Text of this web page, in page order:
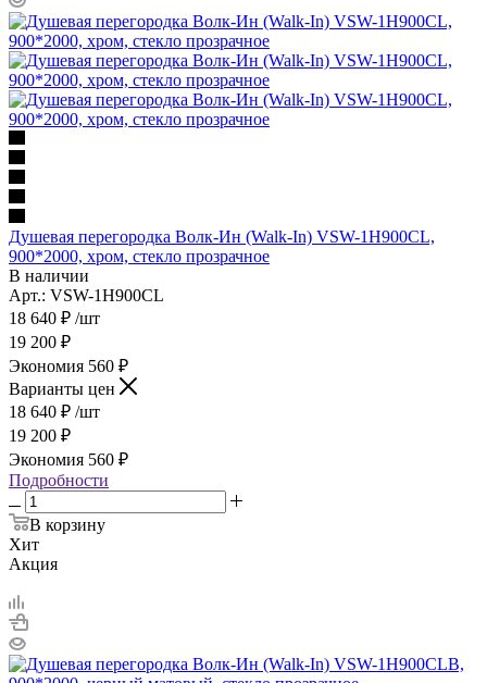
Душевая перегородка Волк-Ин (Walk-In) VSW-1H900CL,
900*2000, хром, стекло прозрачное
В наличии
Арт.: VSW-1H900CL
18 640 ₽ /шт
19 200 ₽
Экономия 560 ₽
Варианты цен
18 640 ₽ /шт
19 200 ₽
Экономия 560 ₽
Подробности
В корзину
Хит
Акция